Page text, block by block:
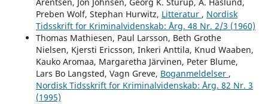
Preben Wolf, Stephan Hurwitz, Litteratur , Nordisk
Tidsskrift for Kriminalvidenskab: Årg. 48 Nr. 2/3 (1960)
Thomas Mathiesen, Paul Larsson, Beth Grothe
Nielsen, Kjersti Ericsson, Inkeri Anttila, Knud Waaben,
Kauko Aromaa, Margaretha Järvinen, Peter Blume,
Lars Bo Langsted, Vagn Greve, Boganmeldelser ,
Nordisk Tidsskrift for Kriminalvidenskab: Årg. 82 Nr. 3
(1995)